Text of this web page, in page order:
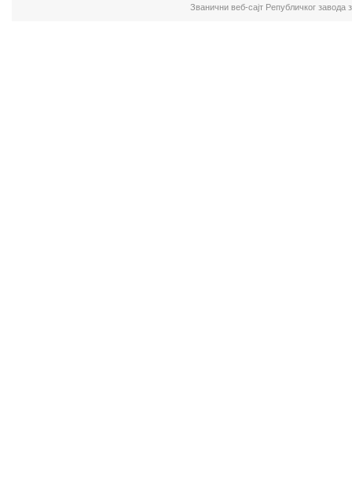
Званични веб-сајт Републичког